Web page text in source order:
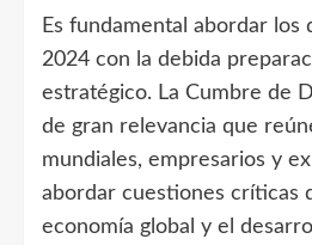
Es fundamental abordar los
2024 con la debida
estratégico. La Cumbre de
de gran relevancia que
mundiales, empresarios y
abordar cuestiones críticas
economía global y el